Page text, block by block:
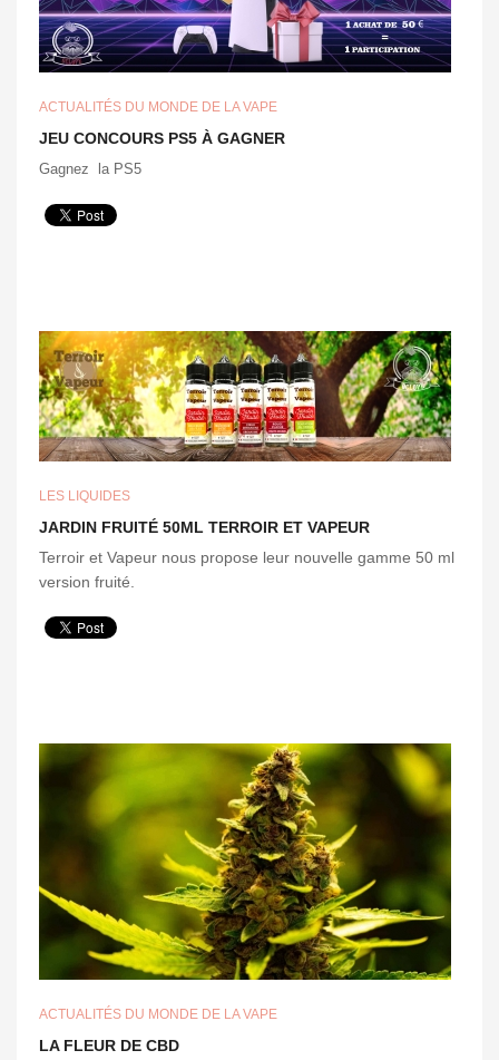
ACTUALITÉS DU MONDE DE LA VAPE
JEU CONCOURS PS5 À GAGNER
Gagnez la PS5
LES LIQUIDES
JARDIN FRUITÉ 50ML TERROIR ET VAPEUR
Terroir et Vapeur nous propose leur nouvelle gamme 50 ml
version fruité.
ACTUALITÉS DU MONDE DE LA VAPE
LA FLEUR DE CBD